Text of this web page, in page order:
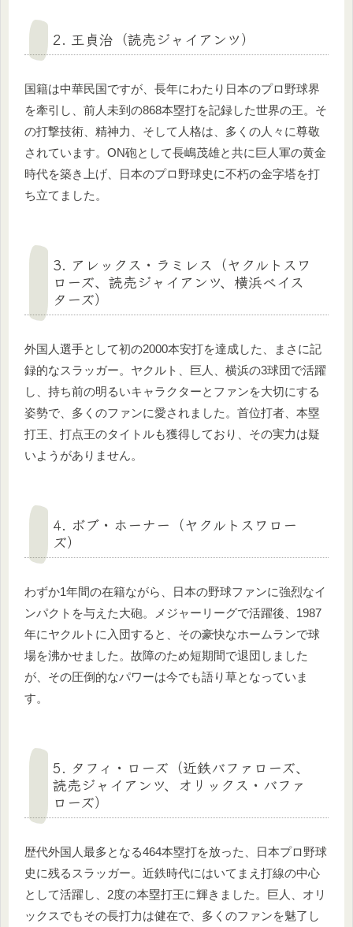
2. 王貞治（読売ジャイアンツ）
国籍は中華民国ですが、長年にわたり日本のプロ野球界
を牽引し、前人未到の868本塁打を記録した世界の王。そ
の打撃技術、精神力、そして人格は、多くの人々に尊敬
されています。ON砲として長嶋茂雄と共に巨人軍の黄金
時代を築き上げ、日本のプロ野球史に不朽の金字塔を打
ち立てました。
3. アレックス・ラミレス（ヤクルトスワ
ローズ、読売ジャイアンツ、横浜ベイス
ターズ）
外国人選手として初の2000本安打を達成した、まさに記
録的なスラッガー。ヤクルト、巨人、横浜の3球団で活躍
し、持ち前の明るいキャラクターとファンを大切にする
姿勢で、多くのファンに愛されました。首位打者、本塁
打王、打点王のタイトルも獲得しており、その実力は疑
いようがありません。
4. ボブ・ホーナー（ヤクルトスワロー
ズ）
わずか1年間の在籍ながら、日本の野球ファンに強烈なイ
ンパクトを与えた大砲。メジャーリーグで活躍後、1987
年にヤクルトに入団すると、その豪快なホームランで球
場を沸かせました。故障のため短期間で退団しました
が、その圧倒的なパワーは今でも語り草となっていま
す。
5. タフィ・ローズ（近鉄バファローズ、
読売ジャイアンツ、オリックス・バファ
ローズ）
歴代外国人最多となる464本塁打を放った、日本プロ野球
史に残るスラッガー。近鉄時代にはいてまえ打線の中心
として活躍し、2度の本塁打王に輝きました。巨人、オリ
ックスでもその長打力は健在で、多くのファンを魅了し